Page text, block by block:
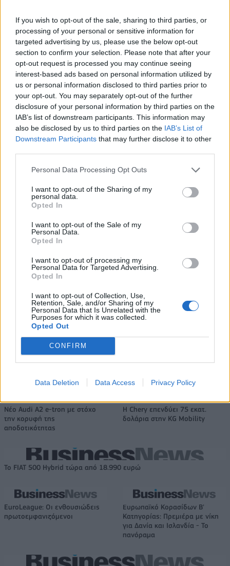
If you wish to opt-out of the sale, sharing to third parties, or
processing of your personal or sensitive information for
targeted advertising by us, please use the below opt-out
section to confirm your selection. Please note that after your
opt-out request is processed you may continue seeing
interest-based ads based on personal information utilized by
us or personal information disclosed to third parties prior to
your opt-out. You may separately opt-out of the further
disclosure of your personal information by third parties on the
IAB’s list of downstream participants. This information may
also be disclosed by us to third parties on the IAB’s List of
Downstream Participants that may further disclose it to other
Personal Data Processing Opt Outs
I want to opt-out of the Sharing of my
personal data.
Opted In
I want to opt-out of the Sale of my
Personal Data.
Opted In
I want to opt-out of processing my
Personal Data for Targeted Advertising.
Opted In
I want to opt-out of Collection, Use,
Retention, Sale, and/or Sharing of my
Personal Data that Is Unrelated with the
Purposes for which it was collected.
Opted Out
CONFIRM
Data Deletion Data Access Privacy Policy
Εθνική Παίδων: Πρεμιέρα στο Ευρωπαϊκό με αντίπαλο την Ισπανία
(live stream)
Καγουάι Λέοναρντ: Αποκάλυψη
για νέα παράνομη πηγή εσόδων
Β.Σ. Καρούλιας: Τζίρος 98,7
57% - Τα νέα στοιχήματα σε
Metlen: Ρεκόρ EBITDA στο α' εξάμηνο, στα 550 εκατ. ευρώ – Καθαρά
κέρδη 313 εκατ. ευρώ
σε 843 μέσα ενημέρωσης-
Ξεκίνησε το πενταετές
πρόγραμμα ενίσχυσης του
Media: Με ενίσχυση 8 εκατ.
στήριξης- Κάλυψη εισφορών
ΕΔΟΕΑΠ
Νέο Audi A2 e-tron με στόχο
την κορυφή της
αποδοτικότητας
Η Chery επενδύει 75 εκατ.
δολάρια στην KG Mobility
Το FIAT 500 Hybrid τώρα από 18.990 ευρώ
EuroLeague: Οι ενθουσιώδεις
πρωτοεμφανιζόμενοι
Ευρωπαϊκό Κορασίδων Β'
Κατηγορίας: Πρεμιέρα με νίκη
για Δανία και Ισλανδία - Το
πανόραμα